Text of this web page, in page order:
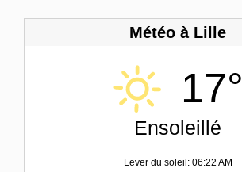
Météo à Lille
17°
Ensoleillé
Lever du soleil: 06:22 AM